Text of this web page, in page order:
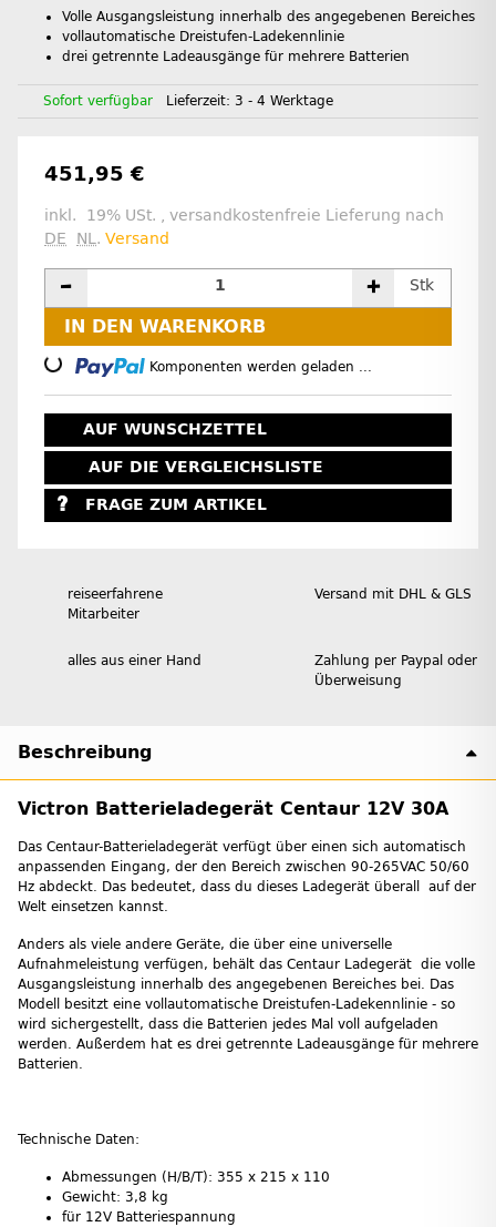
Volle Ausgangsleistung innerhalb des angegebenen Bereiches
vollautomatische Dreistufen-Ladekennlinie
drei getrennte Ladeausgänge für mehrere Batterien
Sofort verfügbar Lieferzeit: 3 - 4 Werktage
451,95 €
inkl. 19% USt. , versandkostenfreie Lieferung nach
DE
NL. Versand
Stk
IN DEN WARENKORB
Loading... Komponenten werden geladen ...
AUF WUNSCHZETTEL
AUF DIE VERGLEICHSLISTE
FRAGE ZUM ARTIKEL
reiseerfahrene
Mitarbeiter
Versand mit DHL & GLS
alles aus einer Hand
Zahlung per Paypal oder
Überweisung
Beschreibung
Victron Batterieladegerät Centaur 12V 30A
Das Centaur-Batterieladegerät verfügt über einen sich automatisch
anpassenden Eingang, der den Bereich zwischen 90-265VAC 50/60
Hz abdeckt. Das bedeutet, dass du dieses Ladegerät überall auf der
Welt einsetzen kannst.
Anders als viele andere Geräte, die über eine universelle
Aufnahmeleistung verfügen, behält das Centaur Ladegerät die volle
Ausgangsleistung innerhalb des angegebenen Bereiches bei. Das
Modell besitzt eine vollautomatische Dreistufen-Ladekennlinie - so
wird sichergestellt, dass die Batterien jedes Mal voll aufgeladen
werden. Außerdem hat es drei getrennte Ladeausgänge für mehrere
Batterien.
Technische Daten:
Abmessungen (H/B/T): 355 x 215 x 110
Gewicht: 3,8 kg
für 12V Batteriespannung